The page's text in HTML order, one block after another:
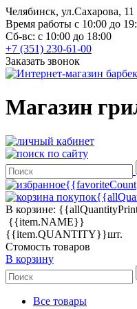
Челябинск, ул.Сахарова, 11
Время работы с 10:00 до
Сб-вс: с 10:00 до 18:00
+7 (351) 230-61-00
Заказать звонок
Магазин
В корзине:
{{item.NAME}}
{{item.QUANTITY}}шт.
Стомость товаров
В корзину
Все товары